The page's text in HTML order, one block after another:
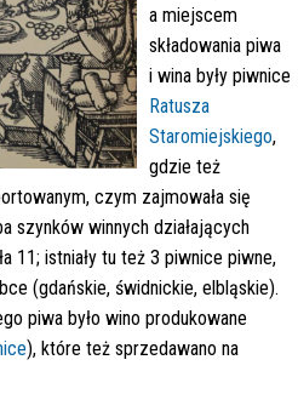
a miejscem
składowania piwa
i wina były piwnice
Ratusza
Staromiejskiego,
gdzie też
czym zajmowała się
szynków winnych działających
11; istniały tu też 3 piwnice piwne,
(gdańskie, świdnickie, elbląskie).
piwa było wino produkowane
), które też sprzedawano na